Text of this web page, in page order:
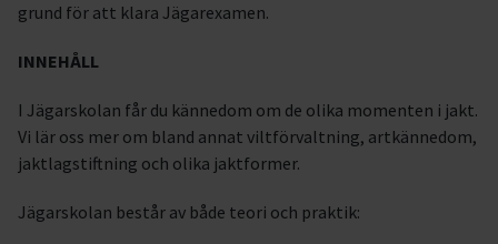
grund för att klara Jägarexamen.
INNEHÅLL
I Jägarskolan får du kännedom om de olika momenten i jakt.
Vi lär oss mer om bland annat viltförvaltning, artkännedom,
jaktlagstiftning och olika jaktformer.
Jägarskolan består av både teori och praktik: